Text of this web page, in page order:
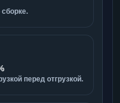
перед отгрузкой.